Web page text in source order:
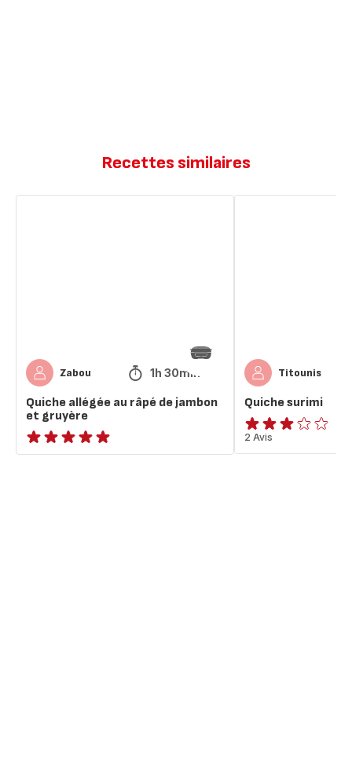
Recettes similaires
Zabou 1h 30min
Quiche allégée au râpé de jambon
et gruyère
ratings.NaN
Titounis
Quiche surimi
Avis
3
2 Avis